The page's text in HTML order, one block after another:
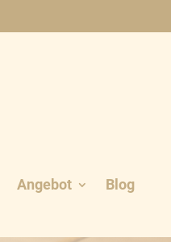
Angebot Blog